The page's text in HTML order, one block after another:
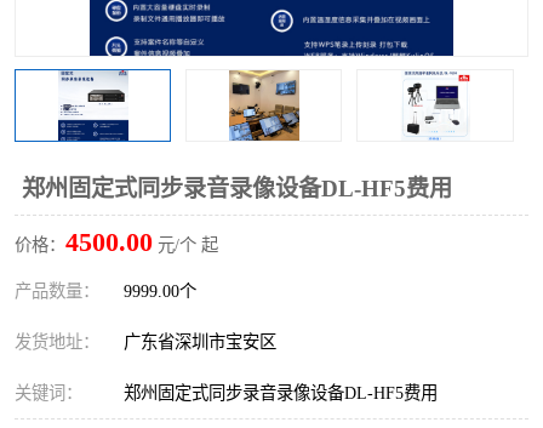
郑州固定式同步录音录像设备DL-HF5费用
价格： 4500.00 元/个 起
产品数量： 9999.00个
发货地址： 广东省深圳市宝安区
关键词： 郑州固定式同步录音录像设备DL-HF5费用